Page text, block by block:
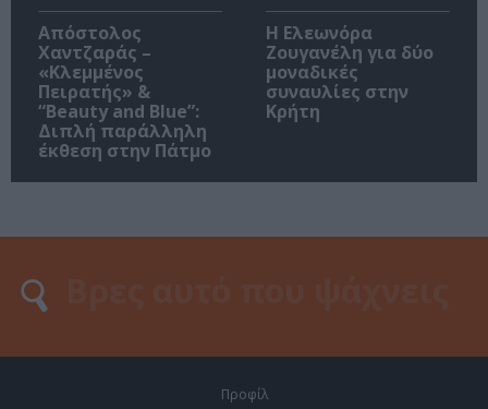
Απόστολος
Χαντζαράς –
«Κλεμμένος
Πειρατής» &
“Beauty and Blue”:
Διπλή παράλληλη
έκθεση στην Πάτμο
Η Ελεωνόρα
Ζουγανέλη για δύο
μοναδικές
συναυλίες στην
Κρήτη
Προφίλ